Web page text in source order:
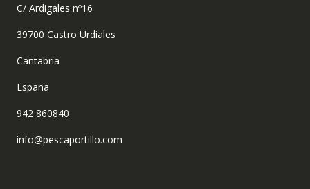
C/ Ardigales nº16
39700 Castro Urdiales
Cantabria
España
942 860840
info@pescaportillo.com